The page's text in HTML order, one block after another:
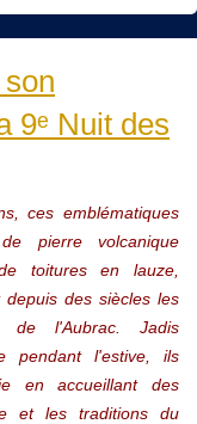
9ᵉ Nuit des
ces emblématiques
pierre volcanique
toitures en lauze,
depuis des siècles les
de l'Aubrac. Jadis
pendant l'estive, ils
en accueillant des
et les traditions du